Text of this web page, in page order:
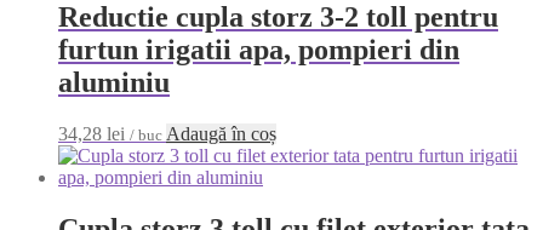
Reductie cupla storz 3-2 toll pentru
furtun irigatii apa, pompieri din
aluminiu
34,28 lei / buc Adaugă în coș